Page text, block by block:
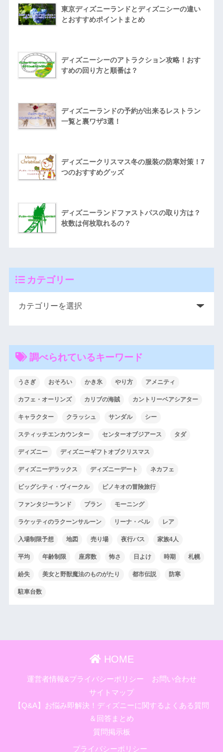
東京ディズニーランドとディズニシーの違い
とおすすめポイントまとめ
ディズニーシーのアトラクション攻略！おす
すめの回り方と順番は？
ディズニーランドの予約が出来るレストラン
一覧と裏ワザ3選！
ディズニークリスマス冬の服装の防寒対策！7
つのおすすめグッズ
ディズニーランドファストパスの取り方は？
枚数は何枚取れるの？
カテゴリー
調べられているキーワード
うさぎ おそろい かき氷 やり方 アメニティ
カフェ・オーリンズ カリブの海賊 カントリーベアシアター
キャラクター クラッシュ サンダル シー
スティッチエンカウンター センターオブジアース タダ
ディズニー ディズニーギフトオブクリスマス
ディズニーデラックス ディズニーデート ネカフェ
ビッグシティ・ヴィークル ピノキオの冒険旅行
ファンタジーランド プラン モーニング
ラケッティのラクーンサルーン リーナ・ベル レア
入場制限予想 地図 売り場 夜行バス 家族4人
平均 年齢制限 座席数 怖さ 日よけ 時期 札幌
紛失 美女と野獣魔法のものがたり 都市伝説 防寒
駐車台数
HOME
運営者情報&プライバシーポリシー
お問い合わせ
サイトマップ
【Q&A】お悩み即解決！ディズニーに関するよくある質問
＆回答まとめ
質問掲示板
プライバシーポリシー